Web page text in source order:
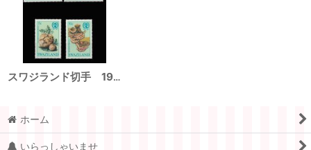
スワジランド切手 1984年 キノコ ジャイアント・パフボール 4種
ホーム
いらっしゃいませ